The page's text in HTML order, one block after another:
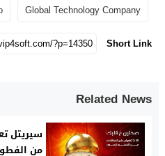
Global Technology Company
Short Link
Related News
سيريتل
من